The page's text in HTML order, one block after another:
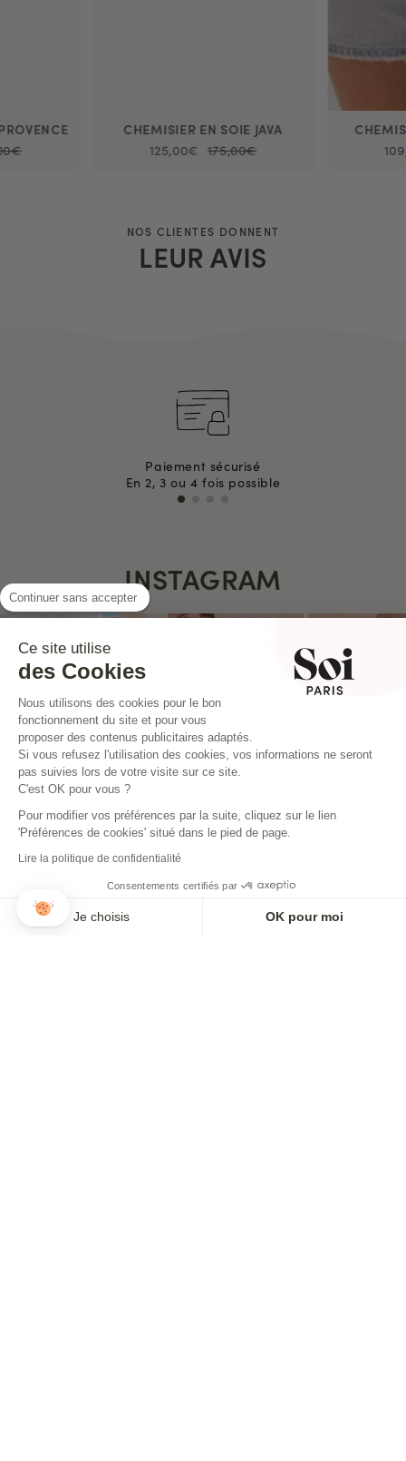
CHEMISIER EN SOIE JAVA
125,00€ 175,00€
NOS CLIENTES DONNENT
LEUR AVIS
Paiement sécurisé
En 2, 3 ou 4 fois possible
INSTAGRAM
NEWSLETTER
Inscrivez-vous pour ne rien louper !
Continuer sans accepter
Ce site utilise
des Cookies
Nous utilisons des cookies pour le bon
fonctionnement du site et pour vous
proposer des contenus publicitaires adaptés.
Si vous refusez l'utilisation des cookies, vos informations ne seront
pas suivies lors de votre visite sur ce site.
C'est OK pour vous ?
Pour modifier vos préférences par la suite, cliquez sur le lien
'Préférences de cookies' situé dans le pied de page.
Lire la politique de confidentialité
Consentements certifiés par
Je choisis OK pour moi